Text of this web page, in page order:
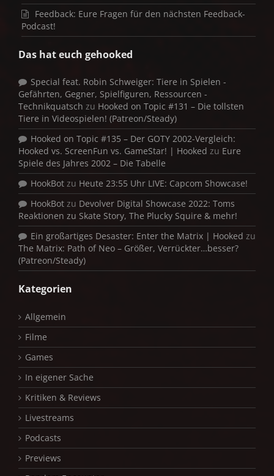
Feedback: Eure Fragen für den nächsten Feedback-
Podcast!
Das hat euch gehooked
Special feat. Robin Schweiger: Tiere in Spielen -
Gefährten, Gegner, Spielfiguren, Ressourcen -
Technikquatsch zu Hooked on Topic #131 – Die tollsten
Tiere in Videospielen! (Patreon/Steady)
Hooked on Topic #135 – Der GOTY 2002-Vergleich:
Hooked vs. ScreenFun vs. GameStar! | Hooked zu Eure
Spiele des Jahres 2002 – Die Tabelle
HookBot zu Heute 23:55 Uhr LIVE: Capcom Showcase!
HookBot zu Devolver Digital Showcase 2022: Toms
Reaktionen zu Skate Story, The Plucky Squire & mehr!
Ein großartiges Desaster: Enter the Matrix | Hooked zu
The Matrix: Path of Neo – Größer, Verrückter…besser?
(Patreon/Steady)
Kategorien
Allgemein
Filme
Games
In eigener Sache
Kritiken & Reviews
Livestreams
Podcasts
Previews